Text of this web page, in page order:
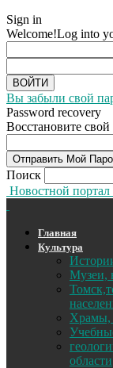
Sign in
Welcome!Log into
Вы забыли свой
Password recovery
Восстановите свой
Поиск
Новостной портал
Главная
Культура
Музеи,
Храмы,
области